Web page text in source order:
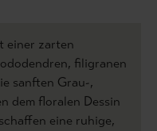
einer zarten
filigranen
sanften Grau-,
dem floralen Dessin
eine ruhige,